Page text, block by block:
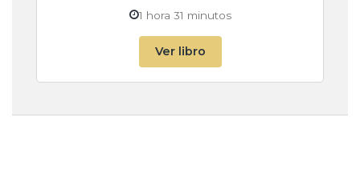
1 hora 31 minutos
Ver libro